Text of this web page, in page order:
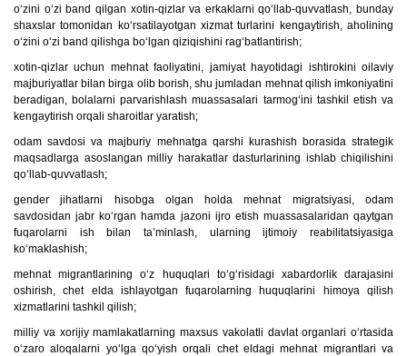
o‘zini o‘zi band qilgan xotin-qizlar va erkaklarni qo‘llab-quvvatlash, bunday
shaxslar tomonidan ko‘rsatilayotgan xizmat turlarini kengaytirish, aholining
o‘zini o‘zi band qilishga bo‘lgan qiziqishini rag‘batlantirish;
xotin-qizlar uchun mehnat faoliyatini, jamiyat hayotidagi ishtirokini oilaviy
majburiyatlar bilan birga olib borish, shu jumladan mehnat qilish imkoniyatini
beradigan, bolalarni parvarishlash muassasalari tarmog‘ini tashkil etish va
kengaytirish orqali sharoitlar yaratish;
odam savdosi va majburiy mehnatga qarshi kurashish borasida strategik
maqsadlarga asoslangan milliy harakatlar dasturlarining ishlab chiqilishini
qo‘llab-quvvatlash;
gender jihatlarni hisobga olgan holda mehnat migratsiyasi, odam
savdosidan jabr ko‘rgan hamda jazoni ijro etish muassasalaridan qaytgan
fuqarolarni ish bilan ta’minlash, ularning ijtimoiy reabilitatsiyasiga
ko‘maklashish;
mehnat migrantlarining o‘z huquqlari to‘g‘risidagi xabardorlik darajasini
oshirish, chet elda ishlayotgan fuqarolarning huquqlarini himoya qilish
xizmatlarini tashkil qilish;
milliy va xorijiy mamlakatlarning maxsus vakolatli davlat organlari o‘rtasida
o‘zaro aloqalarni yo‘lga qo‘yish orqali chet eldagi mehnat migrantlari va